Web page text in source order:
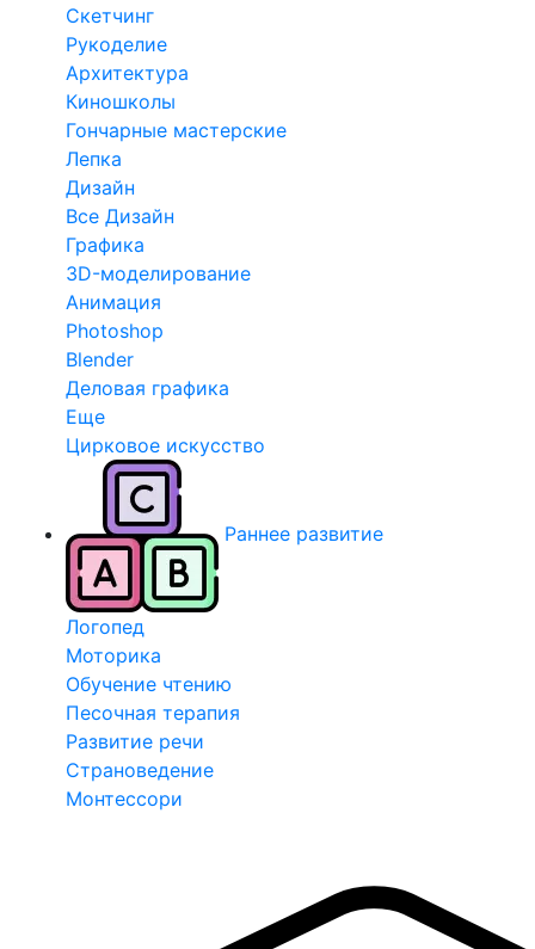
Скетчинг
Рукоделие
Архитектура
Киношколы
Гончарные мастерские
Лепка
Дизайн
Все Дизайн
Графика
3D-моделирование
Анимация
Photoshop
Blender
Деловая графика
Еще
Цирковое искусство
Раннее развитие
Логопед
Моторика
Обучение чтению
Песочная терапия
Развитие речи
Страноведение
Монтессори